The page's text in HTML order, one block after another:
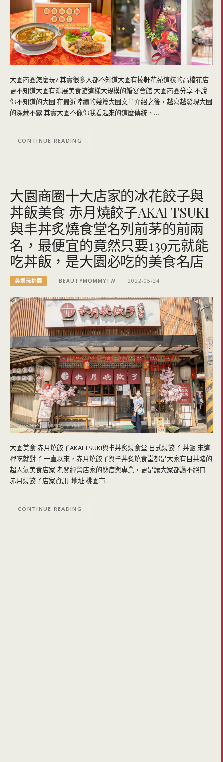
大園商圈怎麼玩? 其實很多人都不知道大園有榛軒花苑這樣的高檔花店
更不知道大園有鴻展美食館這樣大規模的婚宴會館 大園商圈分享 不說
你不知道的大園 在最近陸續的幾篇大園文章介紹之後，越寫越發現大園
的深藏不露 其實大園不像你我看起來的這麼傳統、…
CONTINUE READING
大園商圈十大店家的冰花餃子與
丼飯美食 赤月燒餃子AKAI TSUKI
與丰丼炙燒食堂名列前茅的前兩
名，最便宜的竟然只要139元就能
吃丼飯，是大園必吃的美食名店
美媽玩桃園 BEAUTYMOMMYTW 2022-05-24
大園美食 赤月燒餃子AKAI TSUKI與丰丼炙燒食堂 日式燒餃子 丼飯 來這
裡吃就對了 一直以來，赤月燒餃子與丰丼炙燒食堂都是大家有目共睹的
超人氣美食店家 老闆經營店家的態度與專業，更是讓大家都讚不絕口
赤月燒餃子店家資訊: 地址:桃園市…
CONTINUE READING